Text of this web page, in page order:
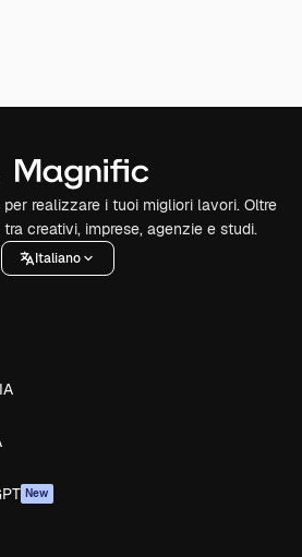
realizzare i tuoi migliori lavori. Oltre
creativi, imprese, agenzie e studi.
Italiano
New